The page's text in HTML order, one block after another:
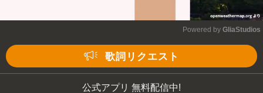
Powered by GliaStudios
歌詞リクエスト
公式アプリ 無料配信中!